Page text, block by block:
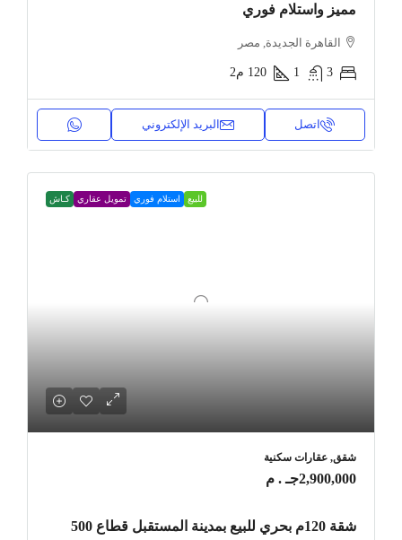
مميز واستلام فوري
القاهرة الجديدة, مصر
3
1
120 م2
اتصل البريد الإلكتروني
للبيع استلام فوري تمويل عقاري كـاش
شقق, عقارات سكنية
2,900,000جـ . م
شقة 120م بحري للبيع بمدينة المستقبل قطاع 500